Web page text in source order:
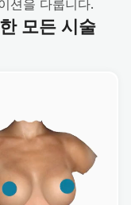
션을 다룹니다.
모든 시술